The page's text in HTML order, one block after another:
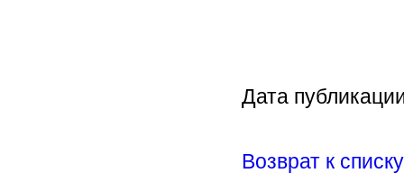
Дата
Возврат к списку